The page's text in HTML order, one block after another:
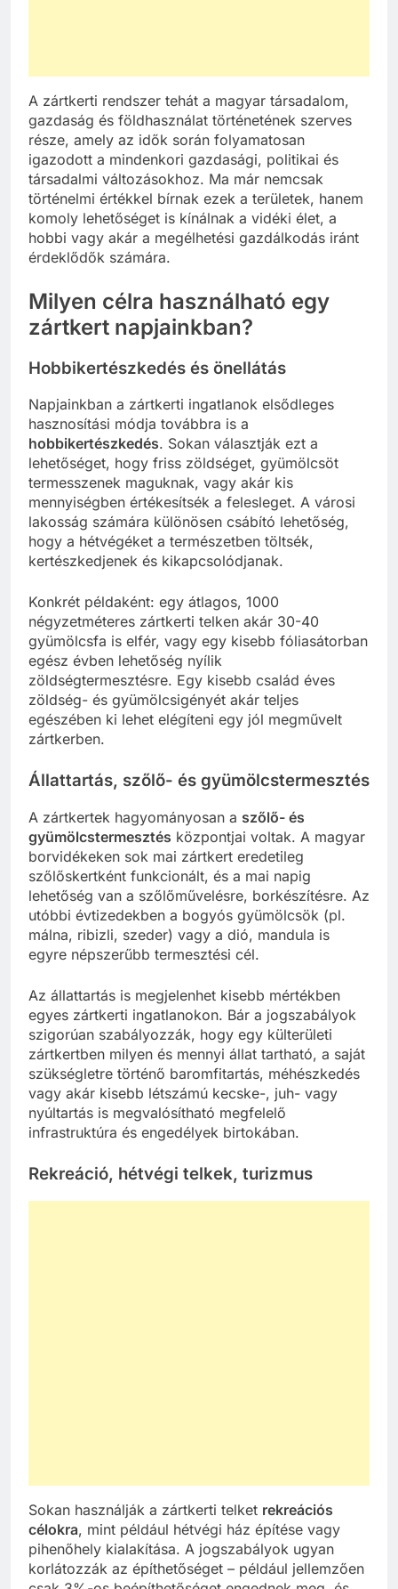
A zártkerti rendszer tehát a magyar társadalom,
gazdaság és földhasználat történetének szerves
része, amely az idők során folyamatosan
igazodott a mindenkori gazdasági, politikai és
társadalmi változásokhoz. Ma már nemcsak
történelmi értékkel bírnak ezek a területek, hanem
komoly lehetőséget is kínálnak a vidéki élet, a
hobbi vagy akár a megélhetési gazdálkodás iránt
érdeklődők számára.
Milyen célra használható egy
zártkert napjainkban?
Hobbikertészkedés és önellátás
Napjainkban a zártkerti ingatlanok elsődleges
hasznosítási módja továbbra is a
hobbikertészkedés. Sokan választják ezt a
lehetőséget, hogy friss zöldséget, gyümölcsöt
termesszenek maguknak, vagy akár kis
mennyiségben értékesítsék a felesleget. A városi
lakosság számára különösen csábító lehetőség,
hogy a hétvégéket a természetben töltsék,
kertészkedjenek és kikapcsolódjanak.
Konkrét példaként: egy átlagos, 1000
négyzetméteres zártkerti telken akár 30-40
gyümölcsfa is elfér, vagy egy kisebb fóliasátorban
egész évben lehetőség nyílik
zöldségtermesztésre. Egy kisebb család éves
zöldség- és gyümölcsigényét akár teljes
egészében ki lehet elégíteni egy jól megművelt
zártkerben.
Állattartás, szőlő- és gyümölcstermesztés
A zártkertek hagyományosan a szőlő- és
gyümölcstermesztés központjai voltak. A magyar
borvidékeken sok mai zártkert eredetileg
szőlőskertként funkcionált, és a mai napig
lehetőség van a szőlőművelésre, borkészítésre. Az
utóbbi évtizedekben a bogyós gyümölcsök (pl.
málna, ribizli, szeder) vagy a dió, mandula is
egyre népszerűbb termesztési cél.
Az állattartás is megjelenhet kisebb mértékben
egyes zártkerti ingatlanokon. Bár a jogszabályok
szigorúan szabályozzák, hogy egy külterületi
zártkertben milyen és mennyi állat tartható, a saját
szükségletre történő baromfitartás, méhészkedés
vagy akár kisebb létszámú kecske-, juh- vagy
nyúltartás is megvalósítható megfelelő
infrastruktúra és engedélyek birtokában.
Rekreáció, hétvégi telkek, turizmus
Sokan használják a zártkerti telket rekreációs
célokra, mint például hétvégi ház építése vagy
pihenőhely kialakítása. A jogszabályok ugyan
korlátozzák az építhetőséget – például jellemzően